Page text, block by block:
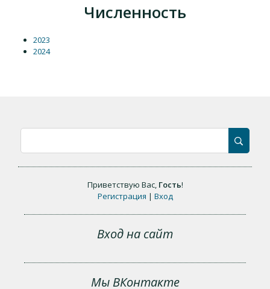
Численность
2023
2024
Приветствую Вас, Гость!
Регистрация | Вход
Вход на сайт
Мы ВКонтакте